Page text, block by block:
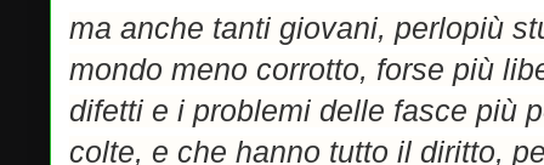
ma anche tanti giovani, perlopiù
mondo meno corrotto, forse più
difetti e i problemi delle fasce più
colte, e che hanno tutto il diritto,